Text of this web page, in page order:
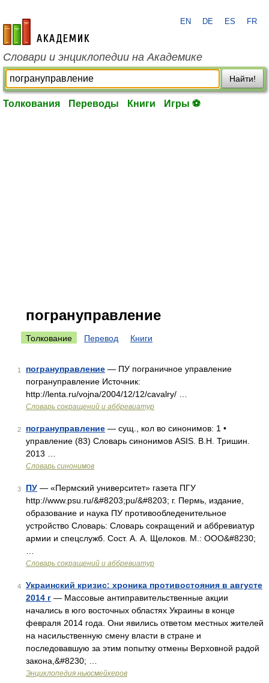
academic.ru
EN DE ES FR
Словари и энциклопедии на Академике
Найти!
Толкования Переводы Книги Игры ⚽
погрануправление
Толкование Перевод Книги
1 погрануправление — ПУ пограничное управление
погрануправление Источник:
http://lenta.ru/vojna/2004/12/12/cavalry/ …
Словарь сокращений и аббревиатур
2 погрануправление — сущ., кол во синонимов: 1 •
управление (83) Словарь синонимов ASIS. В.Н. Тришин.
2013 …
Словарь синонимов
3 ПУ — «Пермский университет» газета ПГУ
http://www.psu.ru/&#8203;pu/&#8203; г. Пермь, издание,
образование и наука ПУ противообледенительное
устройство Словарь: Словарь сокращений и аббревиатур
армии и спецслужб. Сост. А. А. Щелоков. М.: ООО&#8230;
Словарь сокращений и аббревиатур
4
Украинский кризис: хроника противостояния в августе
2014 г — Массовые антиправительственные акции
начались в юго восточных областях Украины в конце
февраля 2014 года. Они явились ответом местных жителей
на насильственную смену власти в стране и
последовавшую за этим попытку отмены Верховной радой
закона,&#8230; …
Энциклопедия ньюсмейкеров